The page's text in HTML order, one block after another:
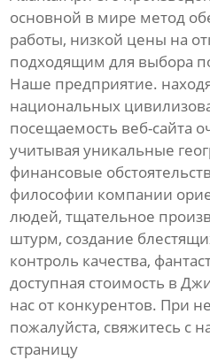
основной в мире метод
работы, низкой цены на
подходящим для выбора
Наше предприятие.
национальных
посещаемость веб-сайта
учитывая уникальные
финансовые
философии компании
людей, тщательное
штурм, создание
контроль качества,
доступная стоимость в
нас от конкурентов. При
пожалуйста, свяжитесь с
страницу